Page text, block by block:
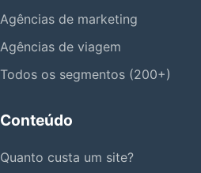
Agências de marketing
Agências de viagem
Todos os segmentos (200+)
Conteúdo
Quanto custa um site?